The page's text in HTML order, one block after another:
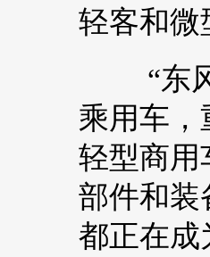
轻客和微
“东风
乘用车，
轻型商用
部件和装
都正在成